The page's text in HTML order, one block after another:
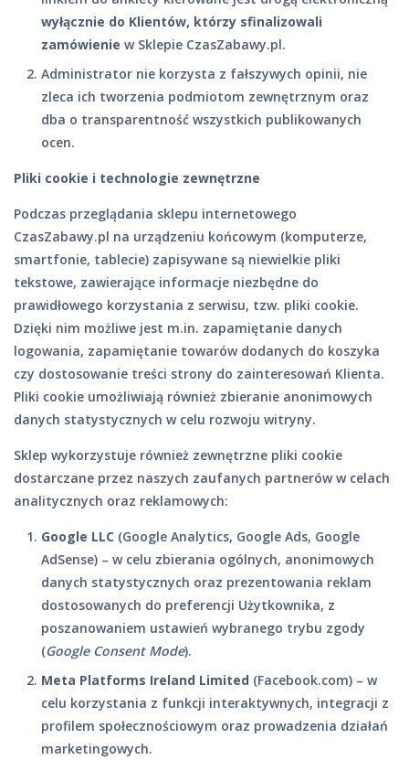
wyłącznie do Klientów, którzy sfinalizowali
zamówienie w Sklepie CzasZabawy.pl.
Administrator nie korzysta z fałszywych opinii, nie
zleca ich tworzenia podmiotom zewnętrznym oraz
dba o transparentność wszystkich publikowanych
ocen.
Pliki cookie i technologie zewnętrzne
Podczas przeglądania sklepu internetowego
CzasZabawy.pl na urządzeniu końcowym (komputerze,
smartfonie, tablecie) zapisywane są niewielkie pliki
tekstowe, zawierające informacje niezbędne do
prawidłowego korzystania z serwisu, tzw. pliki cookie.
Dzięki nim możliwe jest m.in. zapamiętanie danych
logowania, zapamiętanie towarów dodanych do koszyka
czy dostosowanie treści strony do zainteresowań Klienta.
Pliki cookie umożliwiają również zbieranie anonimowych
danych statystycznych w celu rozwoju witryny.
Sklep wykorzystuje również zewnętrzne pliki cookie
dostarczane przez naszych zaufanych partnerów w celach
analitycznych oraz reklamowych:
Google LLC (Google Analytics, Google Ads, Google
AdSense) – w celu zbierania ogólnych, anonimowych
danych statystycznych oraz prezentowania reklam
dostosowanych do preferencji Użytkownika, z
poszanowaniem ustawień wybranego trybu zgody
(Google Consent Mode).
Meta Platforms Ireland Limited (Facebook.com) – w
celu korzystania z funkcji interaktywnych, integracji z
profilem społecznościowym oraz prowadzenia działań
marketingowych.